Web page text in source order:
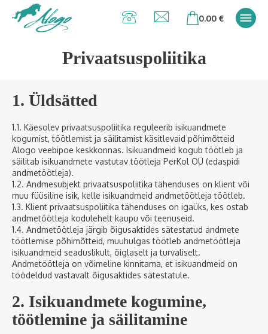
Alogo Hobu ja
ratsavarustus
0.00 €
Privaatsuspoliitika
1. Üldsätted
1.1. Käesolev privaatsuspoliitika reguleerib isikuandmete
kogumist, töötlemist ja säilitamist käsitlevaid põhimõtteid
Alogo veebipoe keskkonnas. Isikuandmeid kogub töötleb ja
säilitab isikuandmete vastutav töötleja PerKol OÜ (edaspidi
andmetöötleja).
1.2. Andmesubjekt privaatsuspoliitika tähenduses on klient või
muu füüsiline isik, kelle isikuandmeid andmetöötleja töötleb.
1.3. Klient privaatsuspoliitika tähenduses on igaüks, kes ostab
andmetöötleja kodulehelt kaupu või teenuseid.
1.4. Andmetöötleja järgib õigusaktides sätestatud andmete
töötlemise põhimõtteid, muuhulgas töötleb andmetöötleja
isikuandmeid seaduslikult, õiglaselt ja turvaliselt.
Andmetöötleja on võimeline kinnitama, et isikuandmeid on
töödeldud vastavalt õigusaktides sätestatule.
2. Isikuandmete kogumine,
töötlemine ja säilitamine